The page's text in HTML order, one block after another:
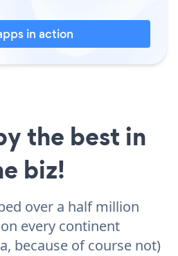
in action
the best in
biz!
over a half million
every continent
because of course not)